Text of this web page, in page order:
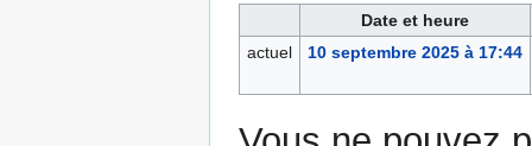
Date et heure
actuel
10 septembre 2025 à 17:44